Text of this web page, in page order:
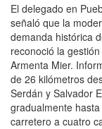
El delegado en
señaló que la
demanda histórica
reconoció la
Armenta Mier.
de 26 kilómetros
Serdán y Salvador
gradualmente
carretero a cuatro